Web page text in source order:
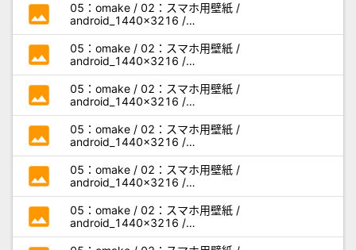
photo
05：omake / 02：スマホ用壁紙 /
android_1440x3216 /
miseaikko3_android_g05.jpg
photo
05：omake / 02：スマホ用壁紙 /
android_1440x3216 /
miseaikko3_android_h01.jpg
photo
05：omake / 02：スマホ用壁紙 /
android_1440x3216 /
miseaikko3_android_h02.jpg
photo
05：omake / 02：スマホ用壁紙 /
android_1440x3216 /
miseaikko3_android_h03.jpg
photo
05：omake / 02：スマホ用壁紙 /
android_1440x3216 /
miseaikko3_android_h04.jpg
photo
05：omake / 02：スマホ用壁紙 /
android_1440x3216 /
miseaikko3_android_h05.jpg